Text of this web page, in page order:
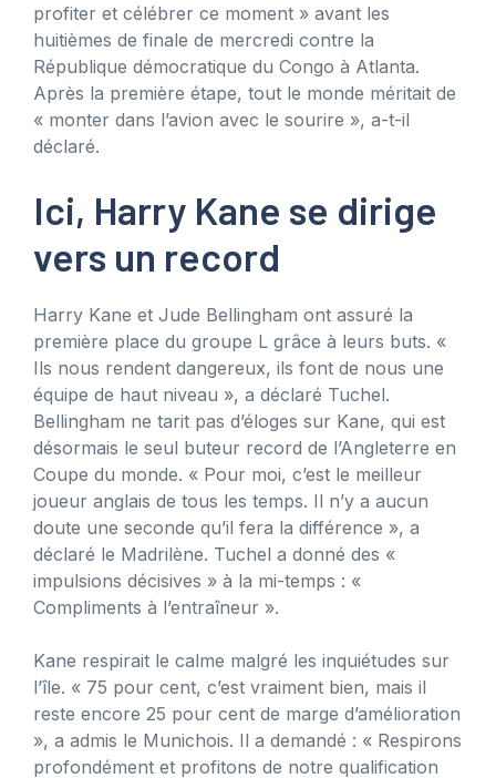
profiter et célébrer ce moment » avant les
huitièmes de finale de mercredi contre la
République démocratique du Congo à Atlanta.
Après la première étape, tout le monde méritait de
« monter dans l’avion avec le sourire », a-t-il
déclaré.
Ici, Harry Kane se dirige
vers un record
Harry Kane et Jude Bellingham ont assuré la
première place du groupe L grâce à leurs buts. «
Ils nous rendent dangereux, ils font de nous une
équipe de haut niveau », a déclaré Tuchel.
Bellingham ne tarit pas d’éloges sur Kane, qui est
désormais le seul buteur record de l’Angleterre en
Coupe du monde. « Pour moi, c’est le meilleur
joueur anglais de tous les temps. Il n’y a aucun
doute une seconde qu’il fera la différence », a
déclaré le Madrilène. Tuchel a donné des «
impulsions décisives » à la mi-temps : «
Compliments à l’entraîneur ».
Kane respirait le calme malgré les inquiétudes sur
l’île. « 75 pour cent, c’est vraiment bien, mais il
reste encore 25 pour cent de marge d’amélioration
», a admis le Munichois. Il a demandé : « Respirons
profondément et profitons de notre qualification